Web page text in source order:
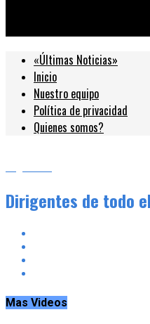
«Últimas Noticias»
Inicio
Nuestro equipo
Política de privacidad
Quienes somos?
Dirigentes de todo
Mas Videos